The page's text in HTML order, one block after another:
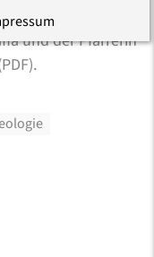
Anderen“. Das
und der Pfarrerin
.